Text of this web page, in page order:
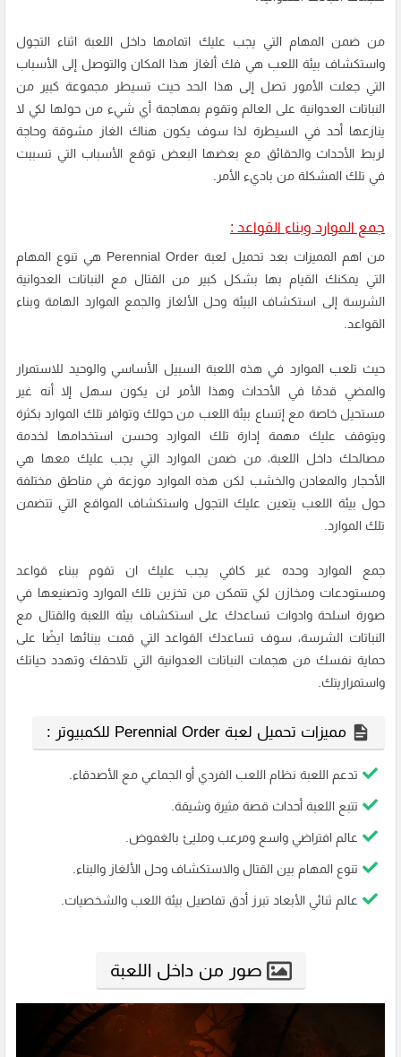
من ضمن المهام التي يجب عليك اتمامها داخل اللعبة اثناء التجول
واستكشاف بيئة اللعب هي فك ألغاز هذا المكان والتوصل إلى الأسباب
التي جعلت الأمور تصل إلى هذا الحد حيث تسيطر مجموعة كبير من
النباتات العدوانية على العالم وتقوم بمهاجمة أي شيء من حولها لكي لا
ينازعها أحد في السيطرة لذا سوف يكون هناك الغاز مشوقة وحاجة
لربط الأحداث والحقائق مع بعضها البعض توقع الأسباب التي تسببت
في تلك المشكلة من باديء الأمر.
جمع الموارد وبناء القواعد :
من اهم المميزات بعد تحميل لعبة Perennial Order هي تنوع المهام
التي يمكنك القيام بها بشكل كبير من القتال مع النباتات العدوانية
الشرسة إلى استكشاف البيئة وحل الألغاز والجمع الموارد الهامة وبناء
القواعد.
حيث تلعب الموارد في هذه اللعبة السبيل الأساسي والوحيد للاستمرار
والمضي قدمًا في الأحداث وهذا الأمر لن يكون سهل إلا أنه غير
مستحيل خاصة مع إتساع بيئة اللعب من حولك وتوافر تلك الموارد بكثرة
ويتوقف عليك مهمة إدارة تلك الموارد وحسن استخدامها لخدمة
مصالحك داخل اللعبة، من ضمن الموارد التي يجب عليك معها هي
الأحجار والمعادن والخشب لكن هذه الموارد موزعة في مناطق مختلفة
حول بيئة اللعب يتعين عليك التجول واستكشاف المواقع التي تتضمن
تلك الموارد.
جمع الموارد وحده غير كافي يجب عليك ان تقوم ببناء قواعد
ومستودعات ومخازن لكي تتمكن من تخزين تلك الموارد وتصنيعها في
صورة اسلحة وادوات تساعدك على استكشاف بيئة اللعبة والقتال مع
النباتات الشرسة، سوف تساعدك القواعد التي قمت ببنائها ايضًا على
حماية نفسك من هجمات النباتات العدوانية التي تلاحقك وتهدد حياتك
واستمراريتك.
مميزات تحميل لعبة Perennial Order للكمبيوتر :
تدعم اللعبة نظام اللعب الفردي أو الجماعي مع الأصدقاء.
تتبع اللعبة أحداث قصة مثيرة وشيقة.
عالم افتراضي واسع ومرعب ومليئ بالغموض.
تنوع المهام بين القتال والاستكشاف وحل الألغاز والبناء.
عالم ثنائي الأبعاد تبرز أدق تفاصيل بيئة اللعب والشخصيات.
صور من داخل اللعبة